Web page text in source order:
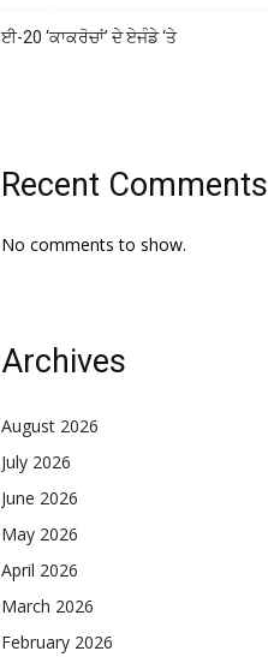
ਈ-20 ‘ਕਾਕਰੋਚਾਂ’ ਦੇ ਏਜੰਡੇ ‘ਤੇ
Recent Comments
No comments to show.
Archives
August 2026
July 2026
June 2026
May 2026
April 2026
March 2026
February 2026